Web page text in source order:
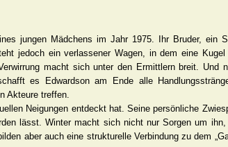
jungen Mädchens im Jahr 1975. Ihr Bruder, ein
jedoch ein verlassener Wagen, in dem eine
macht sich unter den Ermittlern breit. Und
es Edwardson am Ende alle
Akteure treffen.
Neigungen entdeckt hat. Seine persönliche
lässt. Winter macht sich nicht nur Sorgen um
aber auch eine strukturelle Verbindung zu dem